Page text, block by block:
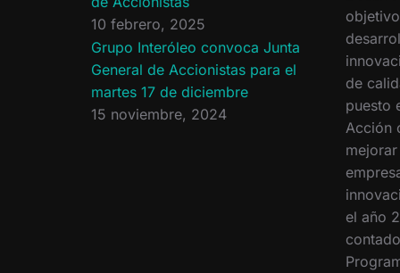
10 febrero, 2025
Grupo Interóleo convoca Junta
General de Accionistas para el
martes 17 de diciembre
15 noviembre, 2024
de
puesto
Acción
el año